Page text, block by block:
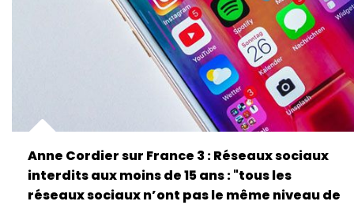
Anne Cordier sur France 3 : Réseaux sociaux
interdits aux moins de 15 ans : "tous les
réseaux sociaux n’ont pas le même niveau de